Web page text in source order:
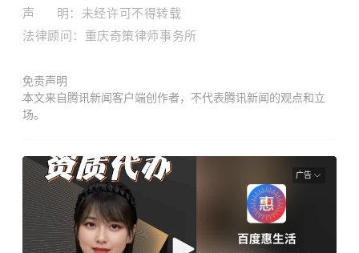
声 明：未经许可不得转载
法律顾问：重庆奇策律师事务所
免责声明
本文来自腾讯新闻客户端创作者，不代表腾讯新闻的观点和立
场。
广告